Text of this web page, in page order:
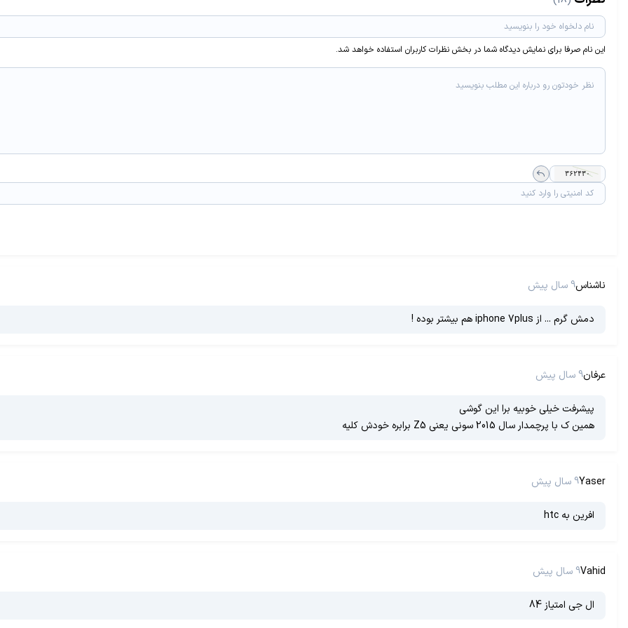
این نام صرفا برای نمایش دیدگاه شما در بخش نظرات کاربران استفاده خواهد شد.
ناشناس9 سال پیش
دمش گرم ... از iphone 7plus هم بیشتر بودە !
عرفان9 سال پیش
پیشرفت خیلی خوبیه برا این گوشی
همین ک با پرچمدار سال 2015 سونی یعنی Z5 برابره خودش کلیه
Yaser9 سال پیش
افرین به htc
Vahid9 سال پیش
ال جی امتیاز 84